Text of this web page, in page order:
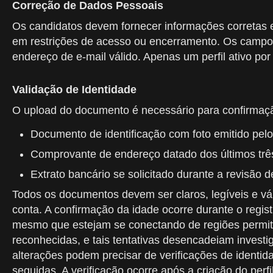
Correção de Dados Pessoais
Os candidatos devem fornecer informações
em restrições de acesso ou encerramento. Os
endereço de e-mail válido. Apenas um perfil ativo
Validação de Identidade
O upload do documento é necessário para
Documento de identificação com foto emitido
Comprovante de endereço datado dos últimos
Extrato bancário se solicitado durante a revisão
Todos os documentos devem ser claros, legíveis e
conta. A confirmação da idade ocorre durante o
mesmo que estejam se conectando de regiões
reconhecidas, e tais tentativas desencadeiam
alterações podem precisar de verificações de
seguidas. A verificação ocorre após a criação do